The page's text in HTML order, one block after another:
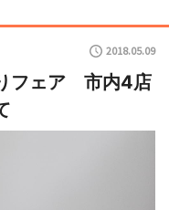
2018.05.09
フェア 市内4店